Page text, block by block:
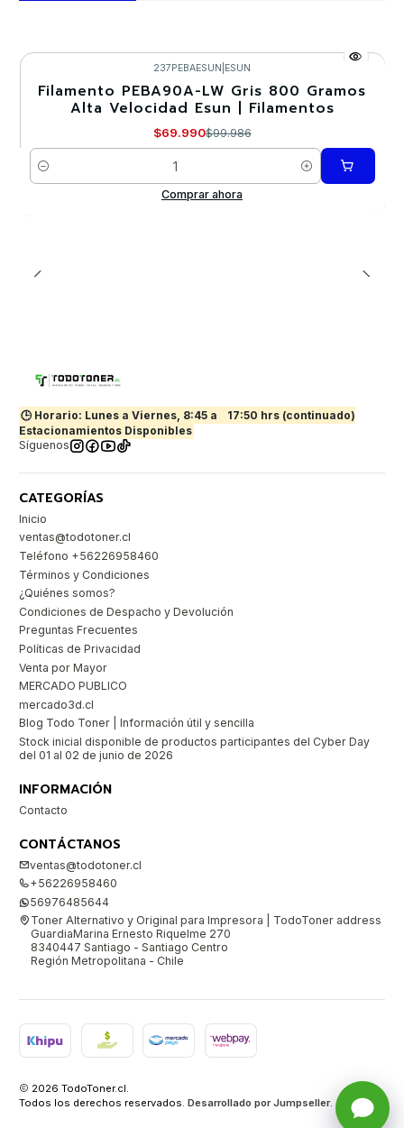
-30%
237PEBAESUN ESUN
Filamento PEBA90A-LW Gris 800 Gramos
Alta Velocidad Esun | Filamentos
$69.990$99.986
Cantidad
Comprar ahora
🕒 Horario: Lunes a Viernes, 8:45 a
17:50 hrs (continuado)
Estacionamientos Disponibles
Síguenos
CATEGORÍAS
Inicio
ventas@todotoner.cl
Teléfono +56226958460
Términos y Condiciones
¿Quiénes somos?
Condiciones de Despacho y Devolución
Preguntas Frecuentes
Políticas de Privacidad
Venta por Mayor
MERCADO PUBLICO
mercado3d.cl
Blog Todo Toner | Información útil y sencilla
Stock inicial disponible de productos participantes del Cyber Day
del 01 al 02 de junio de 2026
INFORMACIÓN
Contacto
CONTÁCTANOS
ventas@todotoner.cl
+56226958460
56976485644
Toner Alternativo y Original para Impresora | TodoToner address
GuardiaMarina Ernesto Riquelme 270
8340447 Santiago - Santiago Centro
Región Metropolitana - Chile
2026 TodoToner.cl.
Todos los derechos reservados. Desarrollado por Jumpseller.